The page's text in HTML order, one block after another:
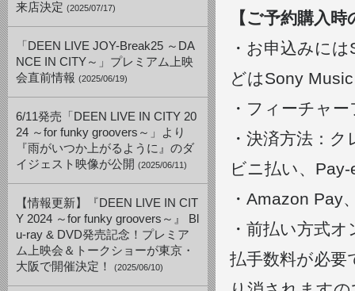
来店決定 (2025/07/17)
「DEEN LIVE JOY-Break25 ～DA
NCE IN CITY～」プレミアム上映
会直前情報 (2025/06/19)
6/11発売「DEEN LIVE IN CITY 20
24 ～for funky groovers～」より
『雨がいつか上がるように』のダ
イジェスト映像が公開 (2025/06/11)
【情報更新】『DEEN LIVE IN CIT
Y 2024 ～for funky groovers～』 Bl
u-ray & DVD発売記念！プレミア
ム上映会＆トークショーが東京・
大阪で開催決定！
(2025/06/10)
【ご予約購入
・お申込みに
どはSony
・フィーチャ
・決済方法：
ビニ払い、
・Amazon Pay
・前払い方式
払手数料が必要